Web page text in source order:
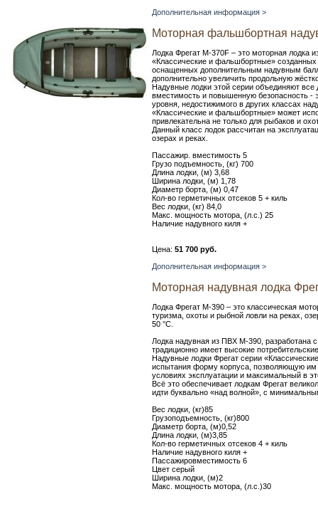
Дополнительная информация >
Моторная фальшбортная
Лодка Фрегат М-370F – это моторная лодка
«Классические и фальшбортные»
оснащенных дополнительным надувным
дополнительно увеличить продольную
Надувные лодки этой серии объединяют
вместимость и повышенную безопасность -
уровня, недостижимого в других классах
«Классические и фальшбортные» может
привлекательна не только для рыбаков и
Данный класс лодок рассчитан на
озерах и реках.
Пассажир. вместимость 5
Грузо подъемность, (кг) 700
Длина лодки, (м) 3,68
Ширина лодки, (м) 1,78
Диаметр борта, (м) 0,47
Кол-во герметичных отсеков 5 + киль
Вес лодки, (кг) 84,0
Макс. мощность мотора, (л.с.) 25
Наличие надувного киля +
Цена: 51 700 руб.
Дополнительная информация >
Моторная надувная лодка
Лодка Фрегат М-390 – это классическая
туризма, охоты и рыбной ловли на реках,
50 °С.
Лодка надувная из ПВХ М-390, разработана
традиционно имеет высокие
Надувные лодки Фрегат серии
испытания форму корпуса, позволяющую им
условиях эксплуатации и максимальный в
Всё это обеспечивает лодкам Фрегат
идти буквально «над волной», с
Вес лодки, (кг)85
Грузоподъемность, (кг)800
Диаметр борта, (м)0,52
Длина лодки, (м)3,85
Кол-во герметичных отсеков 4 + киль
Наличие надувного киля +
Пассажировместимость 6
Цвет серый
Ширина лодки, (м)2
Макс. мощность мотора, (л.с.)30